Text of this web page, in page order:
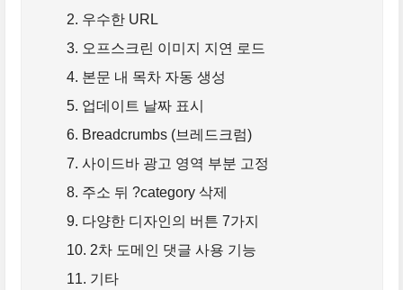
2. 우수한 URL
3. 오프스크린 이미지 지연 로드
4. 본문 내 목차 자동 생성
5. 업데이트 날짜 표시
6. Breadcrumbs (브레드크럼)
7. 사이드바 광고 영역 부분 고정
8. 주소 뒤 ?category 삭제
9. 다양한 디자인의 버튼 7가지
10. 2차 도메인 댓글 사용 기능
11. 기타